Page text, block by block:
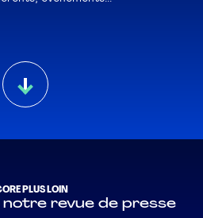
PLUS LOIN
notre revue de presse